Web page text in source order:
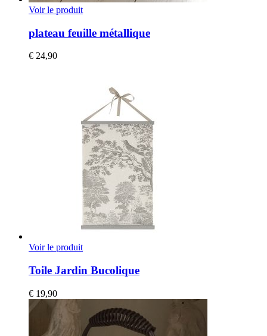
Voir le produit
plateau feuille métallique
€ 24,90
Voir le produit
Toile Jardin Bucolique
€ 19,90